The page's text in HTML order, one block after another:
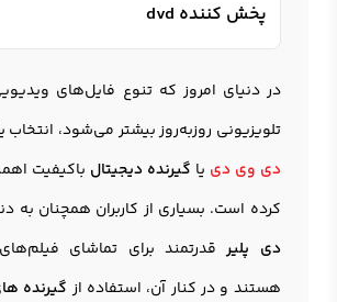
پخش کننده dvd
در دنیای امروز که تنوع فایل‌های
تلویزیونی روزبه‌روز بیشتر می‌شود، انتخاب
دی وی دی یا گیرنده دیجیتال باکیفیت
کرده است. بسیاری از کاربران همچنان به
دی پلیرقدرتمند برای تماشای
هستند و در کنار آن، استفاده از گیرنده